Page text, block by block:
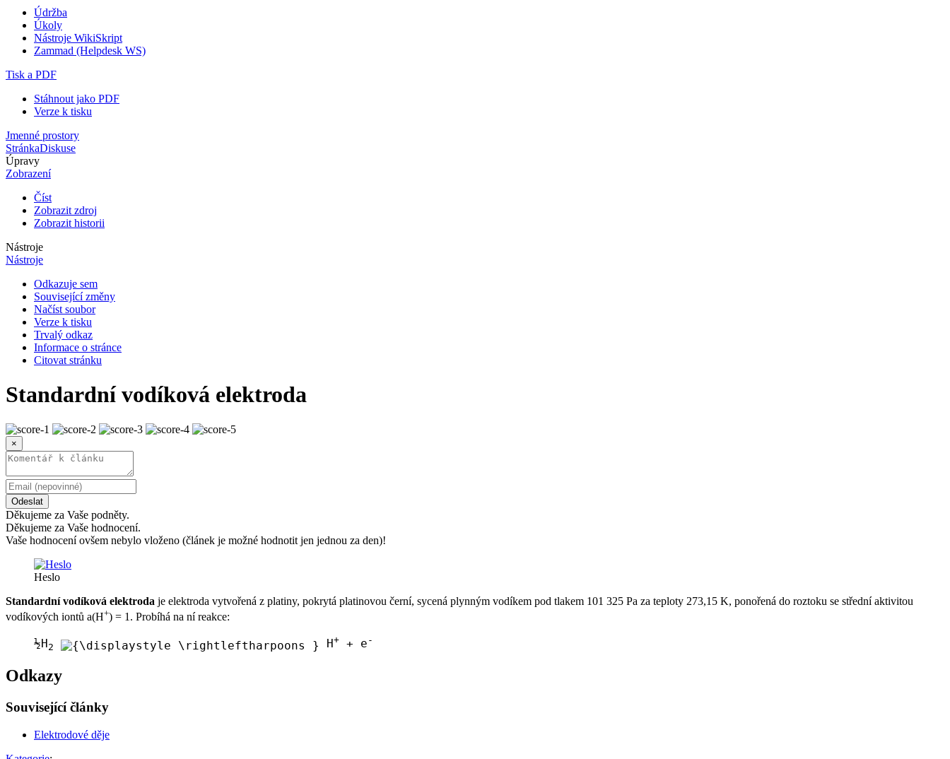
Údržba
Úkoly
Nástroje WikiSkript
Zammad (Helpdesk WS)
Tisk a PDF
Stáhnout jako PDF
Verze k tisku
Jmenné prostory
StránkaDiskuse
Úpravy
Zobrazení
Číst
Zobrazit zdroj
Zobrazit historii
Nástroje
Nástroje
Odkazuje sem
Související změny
Načíst soubor
Verze k tisku
Trvalý odkaz
Informace o stránce
Citovat stránku
Standardní vodíková elektroda
×
Odeslat
Děkujeme za Vaše podněty.
Děkujeme za Vaše hodnocení.
Vaše hodnocení ovšem nebylo vloženo (článek je možné hodnotit jen jednou za den)!
Heslo
Standardní vodíková elektroda je elektroda vytvořená z platiny, pokrytá platinovou černí, sycená plynným vodíkem pod tlakem 101 325 Pa za teploty 273,15 K, ponořená do roztoku se střední aktivitou
vodíkových iontů a(H+) = 1. Probíhá na ní reakce:
½H 2 H + + e -
Odkazy
Související články
Elektrodové děje